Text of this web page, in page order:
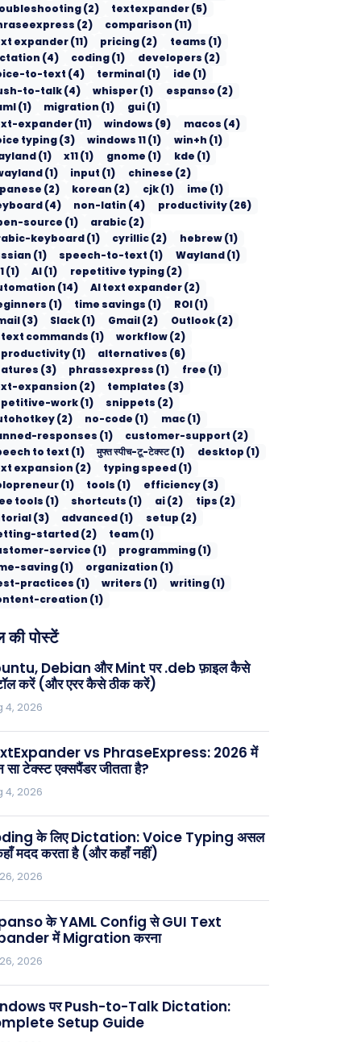
(2) textexpander(5)
(2) comparison (11)
expander(11) pricing(2) teams (1)
(4) coding(1) developers (2)
to-text (4) terminal(1) ide (1)
to-talk(4) whisper(1) espanso (2)
(1) migration (1) gui(1)
expander(11) windows (9) macos (4)
typing(3) windows 11(1) win+h (1)
(1) x11(1) gnome (1) kde (1)
(1) input (1) chinese (2)
(2) korean (2) cjk(1) ime (1)
(4) non-latin (4) productivity(26)
source (1) arabic(2)
keyboard(1) cyrillic(2) hebrew(1)
(1) speech-to-text (1) Wayland(1)
(1) AI(1) repetitive typing(2)
(14) AI text expander(2)
(1) time savings (1) ROI(1)
(3) Slack(1) Gmail(2) Outlook(2)
text commands (1) workflow(2)
productivity(1) alternatives (6)
(3) phrassexpress (1) free (1)
expansion (2) templates (3)
work(1) snippets (2)
(2) no-code (1) mac(1)
responses (1) customer-support (2)
to text (1) मुफ्त स्पीच-टू-टेक्स्ट(1) desktop (1)
expansion (2) typing speed(1)
(1) tools (1) efficiency(3)
tools (1) shortcuts (1) ai(2) tips (2)
(3) advanced(1) setup (2)
started(2) team(1)
service (1) programming(1)
saving(1) organization (1)
practices (1) writers (1) writing(1)
creation (1)
की पोस्टें
Debian और Mint पर .deb फ़ाइल कैसे
करें (और एरर कैसे ठीक करें)
4, 2026
vs PhraseExpress: 2026 में
सा टेक्स्ट एक्सपैंडर जीतता है?
4, 2026
के लिए Dictation: Voice Typing असल
मदद करता है (और कहाँ नहीं)
2026
के YAML Config से GUI Text
में Migration करना
2026
पर Push-to-Talk Dictation:
Setup Guide